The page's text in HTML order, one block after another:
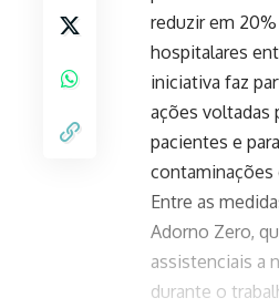
reduzir em
hospitalares
iniciativa faz
ações voltadas
pacientes e
contaminações
Entre as
Adorno Zero,
assistenciais a
durante o